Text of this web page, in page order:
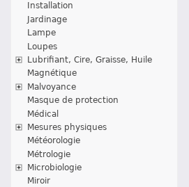
Installation
Jardinage
Lampe
Loupes
Lubrifiant, Cire, Graisse, Huile
Magnétique
Malvoyance
Masque de protection
Médical
Mesures physiques
Météorologie
Métrologie
Microbiologie
Miroir